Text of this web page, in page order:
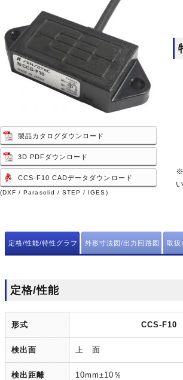
製品カタログダウンロード
3D PDFダウンロード
CCS-F10 CADデータダウンロード
(DXF / Parasolid / STEP / IGES)
※
定格/性能/特性グラフ 外形寸法図/出力回路図 取扱
定格/性能
形式 CCS-F10
検出面 上 面
検出距離 10mm±10％